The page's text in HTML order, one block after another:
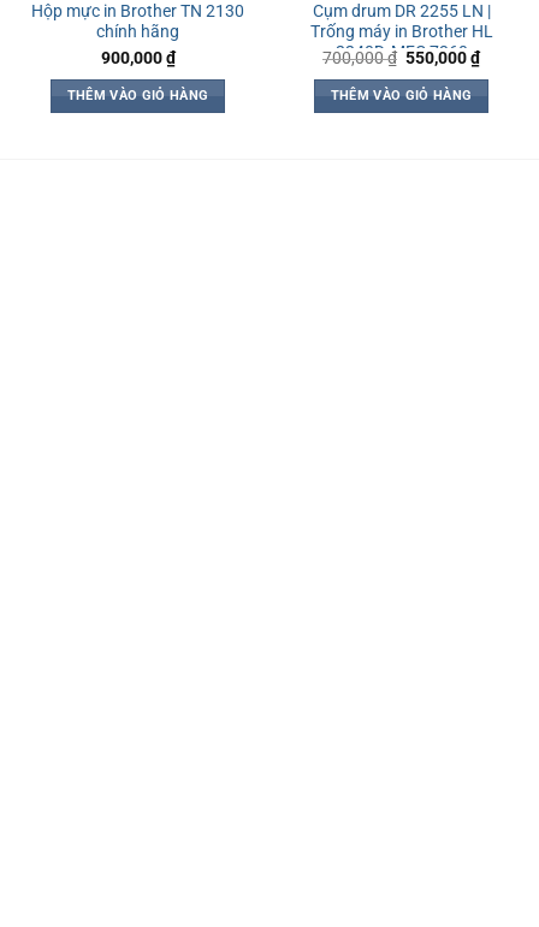
Hộp mực in Brother TN 2130
chính hãng
900,000₫
THÊM VÀO GIỎ HÀNG
Cụm drum DR 2255 LN |
Trống máy in Brother HL
2240D, MFC 7360
700,000₫ Giá
là:
700,000 ₫.
550,000₫Giá
hiện
THÊM VÀO GIỎ HÀNG